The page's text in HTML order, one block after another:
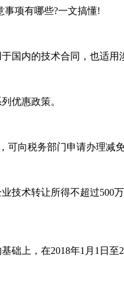
事项有哪些?一文搞懂!
国内的技术合同，也适用
优惠政策。
向税务部门申请办理减免
术转让所得不超过500
上，在2018年1月1日至